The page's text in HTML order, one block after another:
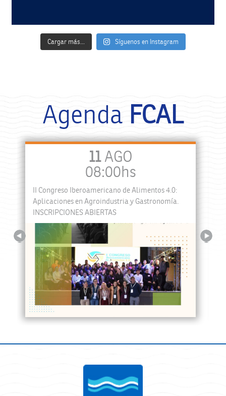
Cargar más... Síguenos en Instagram
Agenda FCAL
Previous
11 AGO
08:00hs
II Congreso Iberoamericano de Alimentos 4.0:
Aplicaciones en Agroindustria y Gastronomía.
INSCRIPCIONES ABIERTAS
Next